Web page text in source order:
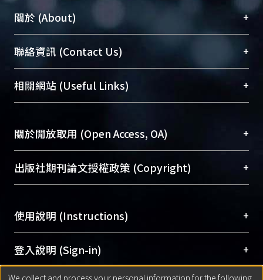
關於 (About) +
臺大位居世界頂尖大學之列，為永久珍藏及向國際
展現本校豐碩的研究成果及學術能量，圖書館整合
機構典藏（NTUR）與學術庫（AH）不同功能平
台，成為臺大學術典藏NTU scholars。期能整合研
成果。
To permanently archive and promote researcher
profiles and scholarly works, Library integrates the
services of “NTU Repository” with “Academic
聯絡資訊 (Contact Us) +
總館學科館員(Main Library)
醫學圖書館學科館員(Medical Library)
Sciences Library)
相關網站 (Useful Links) +
關於開放取用 (Open Access, OA) +
開放取用是從使用者角度提升資訊取用性的社會運
動，應用在學術研究上是透過將研究著作公開供使
用逐年攀升。同時可加速研究發展、提升研究影響
Archive）平台。 （點選深入了解OA）
出版社期刊論文授權政策 (Copyright) +
含部分內容的版權非匯入者所有，或由第三方贊
助與合作完成，請確認該版權所有者及第三方同
意提供此授權。
Please represent that the submission is your
使用說明 (Instructions) +
網站簡介(Quickstart Guide)
使用手冊(Instruction Manual)
登入說明 (Sign-in) +
We collect and process your personal information for the following